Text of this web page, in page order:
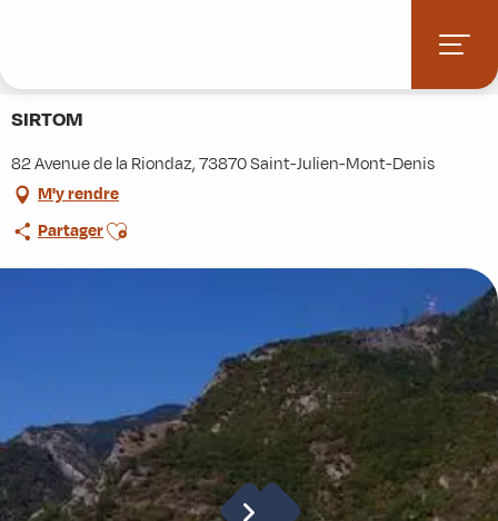
principal
SIRTOM
82 Avenue de la Riondaz, 73870 Saint-Julien-Mont-Denis
M'y rendre
PartagerAjouter aux favoris